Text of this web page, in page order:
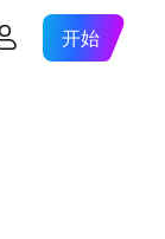
开始